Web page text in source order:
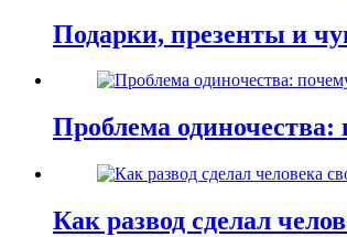
Подарки, презенты и
Проблема
Как развод сделал